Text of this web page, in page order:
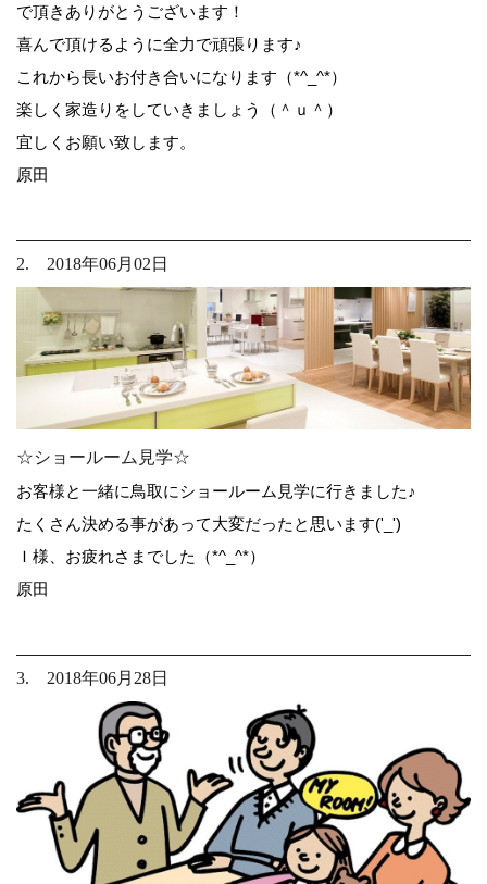
で頂きありがとうございます！
喜んで頂けるように全力で頑張ります♪
これから長いお付き合いになります（*^_^*）
楽しく家造りをしていきましょう（＾ｕ＾）
宜しくお願い致します。
原田
2. 2018年06月02日
☆ショールーム見学☆
お客様と一緒に鳥取にショールーム見学に行きました♪
たくさん決める事があって大変だったと思います('_')
Ｉ様、お疲れさまでした（*^_^*）
原田
3. 2018年06月28日